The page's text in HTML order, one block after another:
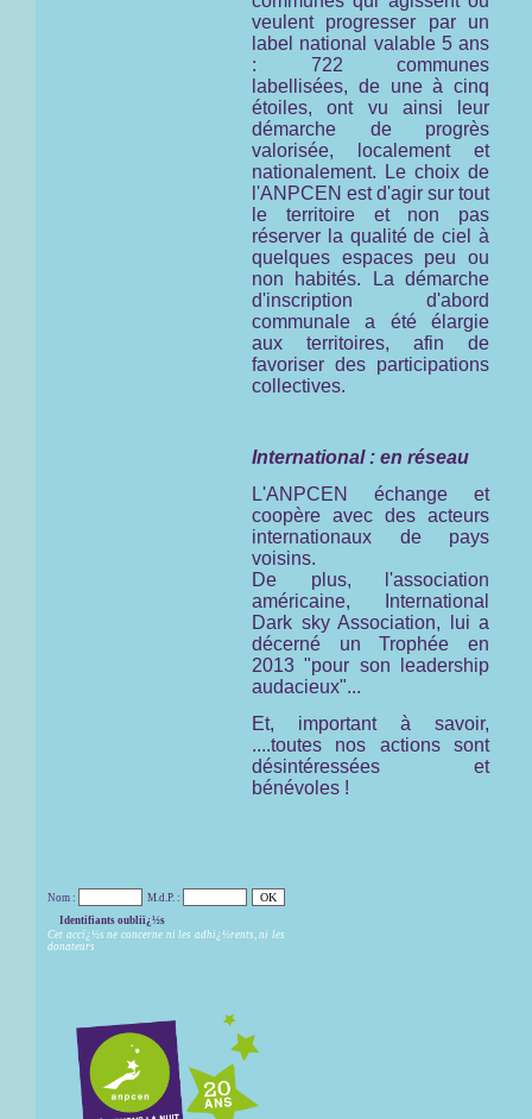
veulent progresser par un
label national valable 5 ans
: 722 communes
labellisées, de une à cinq
étoiles, ont vu ainsi leur
démarche de progrès
valorisée, localement et
nationalement. Le choix de
l'ANPCEN est d'agir sur tout
le territoire et non pas
réserver la qualité de ciel à
quelques espaces peu ou
non habités. La démarche
d'inscription d'abord
communale a été élargie
aux territoires, afin de
favoriser des participations
collectives.
International : en réseau
L'ANPCEN échange et
coopère avec des acteurs
internationaux de pays
voisins.
De plus, l'association
américaine,
International
Dark sky Association,
lui a
décerné un Trophée en
2013 "pour son leadership
audacieux"...
Et, important à savoir,
....toutes nos actions sont
désintéressées et
bénévoles !
Nom :
M.d.P. :
Identifiants oubliï¿½s
Cet accï¿½s ne concerne ni les adhï¿½rents, ni les
donateurs